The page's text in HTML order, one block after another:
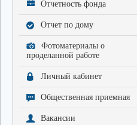
Отчетность фонда
Отчет по дому
Фотоматериалы о
проделанной работе
Личный кабинет
Общественная приемная
Вакансии